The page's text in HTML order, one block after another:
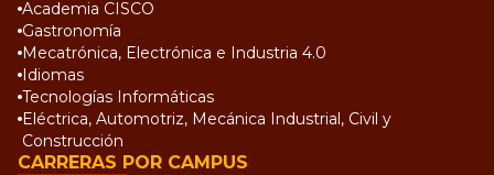
Academia CISCO
Gastronomía
Mecatrónica, Electrónica e Industria 4.0
Idiomas
Tecnologías Informáticas
Eléctrica, Automotriz, Mecánica Industrial, Civil y
Construcción
CARRERAS POR CAMPUS